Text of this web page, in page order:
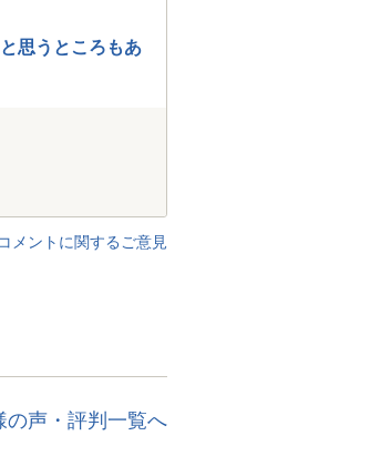
思うところもあ
メントに関するご意見
の声・評判一覧へ